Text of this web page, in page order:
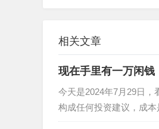
相关文章
现在手里有一万闲钱
今天是2024年7月29日
构成任何投资建议，成